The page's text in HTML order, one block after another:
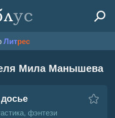
Литрес
Мила Манышева
фэнтези